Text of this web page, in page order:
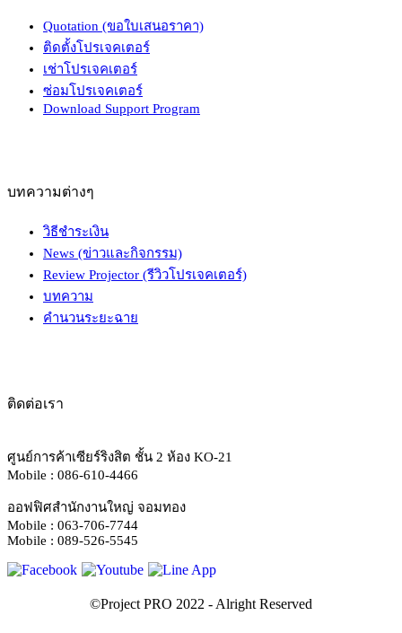
Quotation (ขอใบเสนอราคา)
ติดตั้งโปรเจคเตอร์
เช่าโปรเจคเตอร์
ซ่อมโปรเจคเตอร์
Download Support Program
บทความต่างๆ
วิธีชำระเงิน
News (ข่าวและกิจกรรม)
Review Projector (รีวิวโปรเจคเตอร์)
บทความ
คำนวนระยะฉาย
ติดต่อเรา
ศูนย์การค้าเซียร์ริงสิต ชั้น 2 ห้อง KO-21
Mobile : 086-610-4466
ออฟฟิศสำนักงานใหญ่ จอมทอง
Mobile : 063-706-7744
Mobile : 089-526-5545